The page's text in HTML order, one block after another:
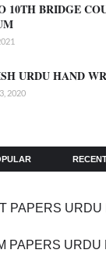
10TH BRIDGE
URDU HAND
2020
PAPERS URDU
PAPERS URDU